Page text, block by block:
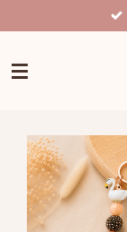
direct
de